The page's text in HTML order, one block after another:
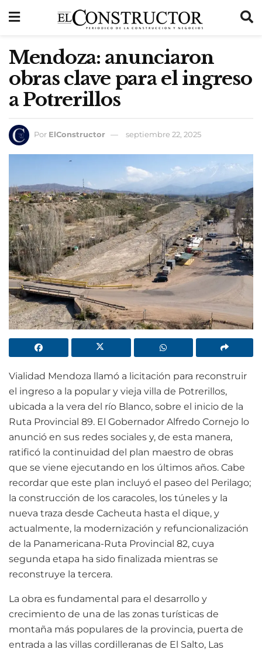
Mendoza: anunciaron
obras clave para el ingreso
a Potrerillos
Por ElConstructor septiembre 22, 2025
Vialidad Mendoza llamó a licitación para reconstruir
el ingreso a la popular y vieja villa de Potrerillos,
ubicada a la vera del río Blanco, sobre el inicio de la
Ruta Provincial 89. El Gobernador Alfredo Cornejo lo
anunció en sus redes sociales y, de esta manera,
ratificó la continuidad del plan maestro de obras
que se viene ejecutando en los últimos años. Cabe
recordar que este plan incluyó el paseo del Perilago;
la construcción de los caracoles, los túneles y la
nueva traza desde Cacheuta hasta el dique, y
actualmente, la modernización y refuncionalización
de la Panamericana-Ruta Provincial 82, cuya
segunda etapa ha sido finalizada mientras se
reconstruye la tercera.
La obra es fundamental para el desarrollo y
crecimiento de una de las zonas turísticas de
montaña más populares de la provincia, puerta de
entrada a las villas cordilleranas de El Salto, Las